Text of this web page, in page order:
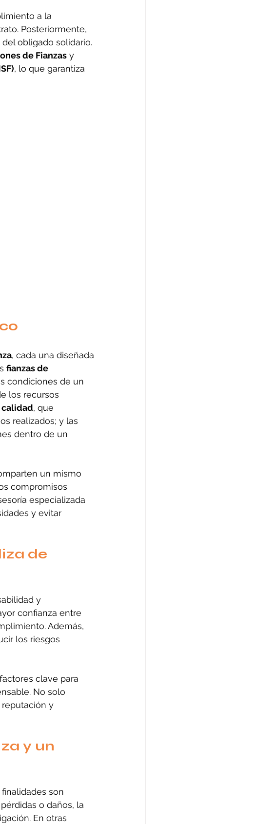
a la
Posteriormente,
obligado solidario.
de Fianzas y
, lo que garantiza
, cada una diseñada
fianzas de
condiciones de un
los recursos
calidad, que
realizados; y las
dentro de un
un mismo
compromisos
especializada
y evitar
de
y
confianza entre
Además,
los riesgos
clave para
No solo
y
y un
son
o daños, la
En otras